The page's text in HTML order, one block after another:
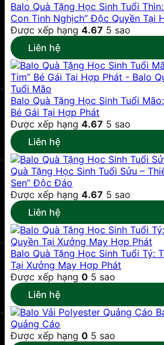
Balo Quà Tặng Học Sinh Tuổi
Con Tinh Nghịch” Độc Quyền Tại
Được xếp hạng 4.67 5 sao
Liên hệ
Balo Quà Tặng Học Sinh Tuổi
Bé Gái Tại Hợp Phát
Được xếp hạng 4.67 5 sao
Liên hệ
Quà Tặng Học Sinh Tuổi Sửu –
Sen” Độc Đáo
Được xếp hạng 4.67 5 sao
Liên hệ
Balo Quà Tặng Học Sinh Tuổi Tý:
Tại Xưởng May Hợp Phát
Được xếp hạng 0 5 sao
Liên hệ
Quảng Cáo
Được xếp hạng 0 5 sao